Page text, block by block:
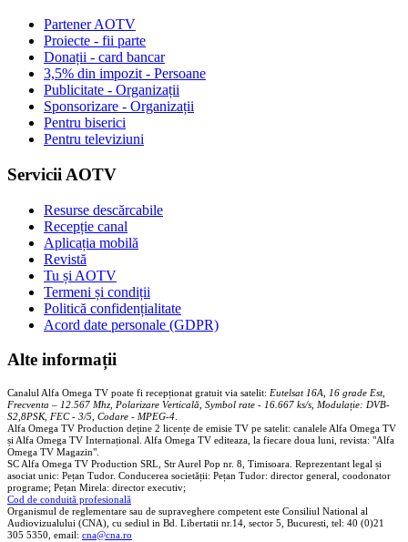
Partener AOTV
Proiecte - fii parte
Donații - card bancar
3,5% din impozit - Persoane
Publicitate - Organizații
Sponsorizare - Organizații
Pentru biserici
Pentru televiziuni
Servicii AOTV
Resurse descărcabile
Recepție canal
Aplicația mobilă
Revistă
Tu și AOTV
Termeni și condiții
Politică confidențialitate
Acord date personale (GDPR)
Alte informații
Canalul Alfa Omega TV poate fi recepționat gratuit via satelit: Eutelsat 16A, 16 grade Est,
Frecventa – 12.567 Mhz, Polarizare Verticală, Symbol rate - 16.667 ks/s, Modulație: DVB-
S2,8PSK, FEC - 3/5, Codare - MPEG-4
Alfa Omega TV Production deține 2 licențe de emisie TV pe satelit: canalele Alfa Omega TV
și Alfa Omega TV Internațional. Alfa Omega TV editeaza, la fiecare doua luni, revista: "Alfa
Omega TV Magazin".
SC Alfa Omega TV Production SRL, Str Aurel Pop nr. 8, Timisoara. Reprezentant legal și
asociat unic: Pețan Tudor. Conducerea societății: Pețan Tudor: director general, coodonator
programe; Pețan Mirela: director executiv;
Cod de conduită profesională
Organismul de reglementare sau de supraveghere competent este Consiliul National al
Audiovizualului (CNA), cu sediul in Bd. Libertatii nr.14, sector 5, Bucuresti, tel: 40 (0)21
305 5350, email: cna@cna.ro